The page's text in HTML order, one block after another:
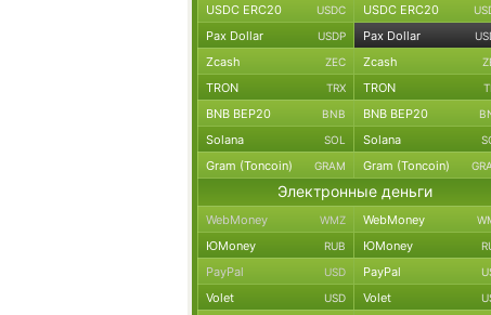
USDC ERC20 USDC USDC ERC20
Pax Dollar USDP Pax Dollar
Zcash ZEC Zcash
TRON TRX TRON
BNB BEP20 BNB BNB BEP20
Solana SOL Solana
Gram (Toncoin) GRAM Gram (Toncoin)
Электронные деньги
WebMoney WMZ WebMoney
ЮMoney RUB ЮMoney
PayPal USD PayPal
Volet USD Volet